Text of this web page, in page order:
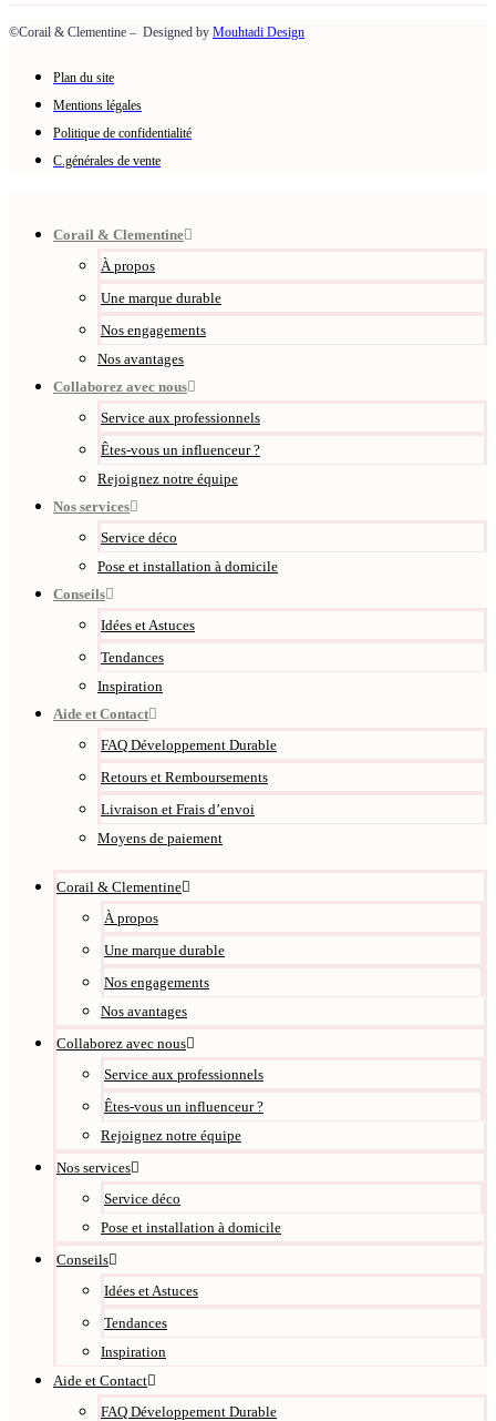
©Corail & Clementine – Designed by Mouhtadi Design
Plan du site
Mentions légales
Politique de confidentialité
C.générales de vente
Corail & Clementine
À propos
Une marque durable
Nos engagements
Nos avantages
Collaborez avec nous
Service aux professionnels
Êtes-vous un influenceur ?
Rejoignez notre équipe
Nos services
Service déco
Pose et installation à domicile
Conseils
Idées et Astuces
Tendances
Inspiration
Aide et Contact
FAQ Développement Durable
Retours et Remboursements
Livraison et Frais d’envoi
Moyens de paiement
Corail & Clementine
À propos
Une marque durable
Nos engagements
Nos avantages
Collaborez avec nous
Service aux professionnels
Êtes-vous un influenceur ?
Rejoignez notre équipe
Nos services
Service déco
Pose et installation à domicile
Conseils
Idées et Astuces
Tendances
Inspiration
Aide et Contact
FAQ Développement Durable